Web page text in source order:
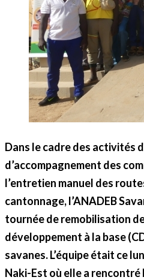
Dans le cadre des activités
d’accompagnement des
l’entretien manuel des
cantonnage, l’ANADEB
tournée de remobilisation
développement à la base
savanes. L’équipe était ce
Naki-Est où elle a rencontré